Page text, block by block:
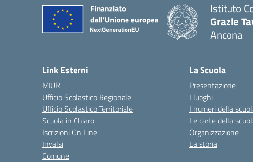
Istituto
Grazie
Ancona
Link Esterni
MIUR
Ufficio Scolastico Regionale
Ufficio Scolastico Territoriale
Scuola in Chiaro
Iscrizioni On Line
Invalsi
Comune
La Scuola
Presentazione
I luoghi
I numeri della
Le carte della
Organizzazione
La storia